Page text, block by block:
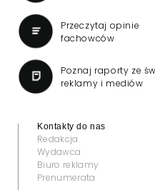
Przeczytaj opinie
fachowców
Poznaj raporty ze
reklamy i mediów
Kontakty do nas
Redakcja
Wydawca
Biuro reklamy
Prenumerata